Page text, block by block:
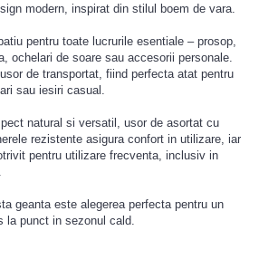
modern, inspirat din stilul boem de vara.
pentru toate lucrurile esentiale – prosop,
ochelari de soare sau accesorii personale.
de transportat, fiind perfecta atat pentru
sau iesiri casual.
natural si versatil, usor de asortat cu
rezistente asigura confort in utilizare, iar
pentru utilizare frecventa, inclusiv in
geanta este alegerea perfecta pentru un
la punct in sezonul cald.